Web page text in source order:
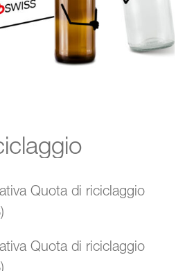
Quota di riciclaggio
)
Quota di riciclaggio
)